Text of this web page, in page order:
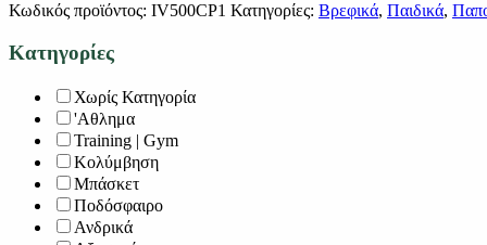
Κωδικός προϊόντος: IV500CP1 Κατηγορίες: Βρεφικά, Παιδικά,
Κατηγορίες
Χωρίς Κατηγορία
'Αθλημα
Training | Gym
Κολύμβηση
Μπάσκετ
Ποδόσφαιρο
Ανδρικά